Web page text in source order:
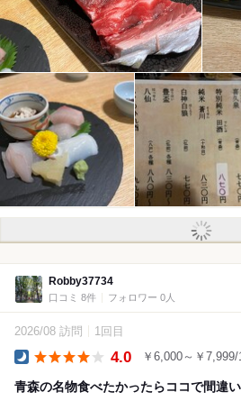
Robby37734
口コミ 8件 フォロワー 0人
2026/08 訪問 1回目
4.0 ￥6,000～￥7,999/
青森の名物食べたかったらココで間違い